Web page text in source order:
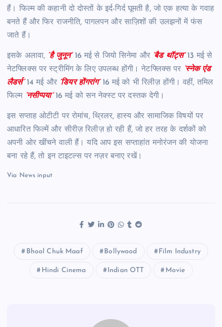
हैं। फिल्म की कहानी दो दोस्तों के इर्द-गिर्द घूमती है, जो एक हत्या के गवाह
बनते हैं और फिर राजनीति, पागलपन और साज़िशों की उलझनों में फंस
जाते हैं।
इसके अलावा, ‘है जुनून’16 मई से जियो सिनेमा और ‘बैड थॉट्स’13 मई से
नेटफ्लिक्स पर स्ट्रीमिंग के लिए उपलब्ध होंगी। नेटफ्लिक्स पर ‘स्नेक एंड
लैडर्स’14 मई और ‘डियर होंगरांग’16 मई को भी रिलीज़ होंगी। वहीं, तमिल
फिल्म ‘नसीप्पया’16 मई को सन नेक्स्ट पर दस्तक देगी।
इस सप्ताह ओटीटी पर रोमांच, थ्रिलर, हास्य और सामाजिक विषयों पर
आधारित फिल्में और सीरीज़ रिलीज़ हो रही हैं, जो हर तरह के दर्शकों को
अपनी ओर खींचने वाली हैं। यदि आप इस सप्ताहांत मनोरंजन की योजना
बना रहे हैं, तो इन टाइटल्स पर नज़र बनाए रखें।
Via News input
Bhool Chuk Maaf Bollywood Film Industry
Hindi Cinema Indian OTT Movie